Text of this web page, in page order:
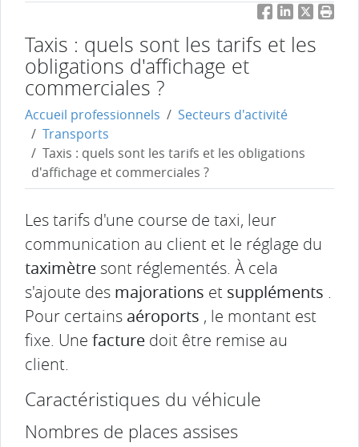
FacebookLinkedIn
Twitter
Taxis : quels sont les tarifs et les
obligations d'affichage et
commerciales ?
Accueil professionnels
Secteurs d'activité
Transports
Taxis : quels sont les tarifs et les obligations
d'affichage et commerciales ?
Les tarifs d'une course de taxi, leur
communication au client et le réglage du
taximètresont réglementés. À cela
s'ajoute des majorations et suppléments .
Pour certains aéroports , le montant est
fixe. Une facture doit être remise au
client.
Caractéristiques du véhicule
Nombres de places assises